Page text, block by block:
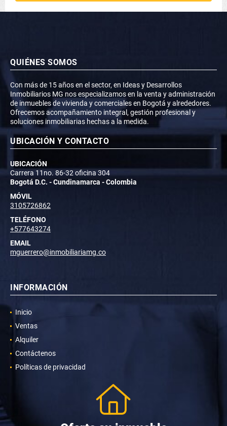
QUIÉNES SOMOS
Con más de 15 años en el sector, en Ideas y Desarrollos
Inmobiliarios MG nos especializamos en la venta y administración
de inmuebles de vivienda y comerciales en Bogotá y alrededores.
Ofrecemos acompañamiento integral, gestión profesional y
soluciones inmobiliarias hechas a la medida.
UBICACIÓN Y CONTACTO
UBICACIÓN
Carrera 11no. 86-32 oficina 304
Bogotá D.C. - Cundinamarca - Colombia
MÓVIL
3105726862
TELÉFONO
+577643274
EMAIL
mguerrero@inmobiliariamg.co
INFORMACIÓN
Inicio
Ventas
Alquiler
Contáctenos
Políticas de privacidad